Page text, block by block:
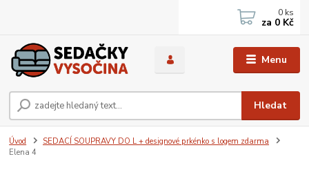
Menu
Hledat
0 ks
za 0 Kč
Úvod
SEDACÍ SOUPRAVY DO L + designové prkénko s logem zdarma
Elena 4